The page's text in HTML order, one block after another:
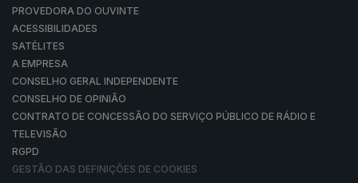
PROVEDORA DO OUVINTE
ACESSIBILIDADES
SATÉLITES
A EMPRESA
CONSELHO GERAL INDEPENDENTE
CONSELHO DE OPINIÃO
CONTRATO DE CONCESSÃO DO SERVIÇO PÚBLICO DE RÁDIO E
TELEVISÃO
RGPD
GESTÃO DAS DEFINIÇÕES DE COOKIES